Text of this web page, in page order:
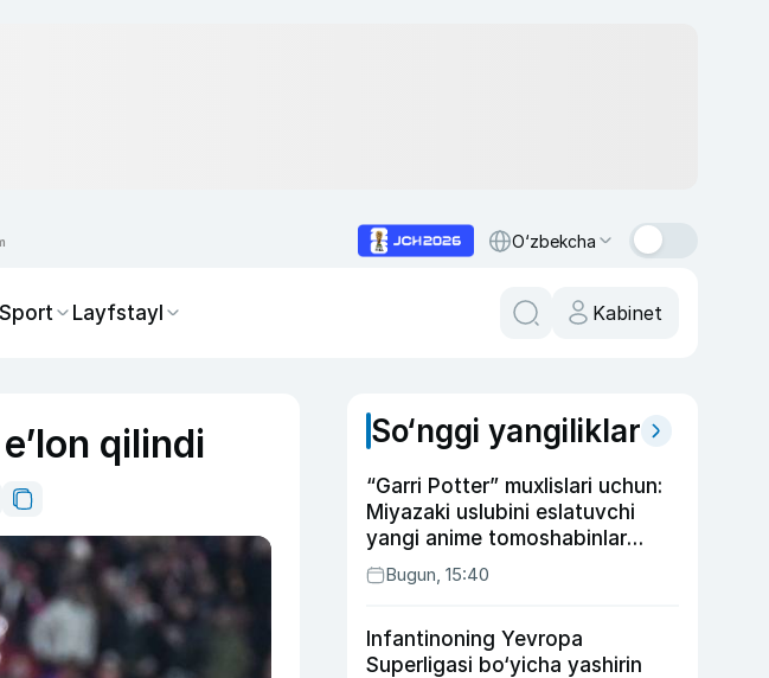
O‘zbekcha
Sport Layfstayl Kabinet
qilindi So‘nggi yangiliklar
“Garri Potter” muxlislari uchun:
Miyazaki uslubini eslatuvchi
yangi anime tomoshabinlar
e’tiborini qozonmoqda
Bugun, 15:40
Infantinoning Yevropa
Superligasi bo‘yicha yashirin